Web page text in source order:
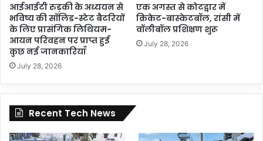
आईआईटी रुड़की के अध्ययन से
भविष्य की सॉलिड-स्टेट बैटरियों
के लिए प्रासंगिक लिथियम-
आयन परिवहन पर प्राप्त हुई
कुछ नई जानकारियाँ
July 28, 2026
एक अगस्त से कोटद्वार में
क्रिकेट-बास्केटबॉल, रांसी में
वॉलीबॉल प्रशिक्षण शुरू
July 28, 2026
Recent Tech News